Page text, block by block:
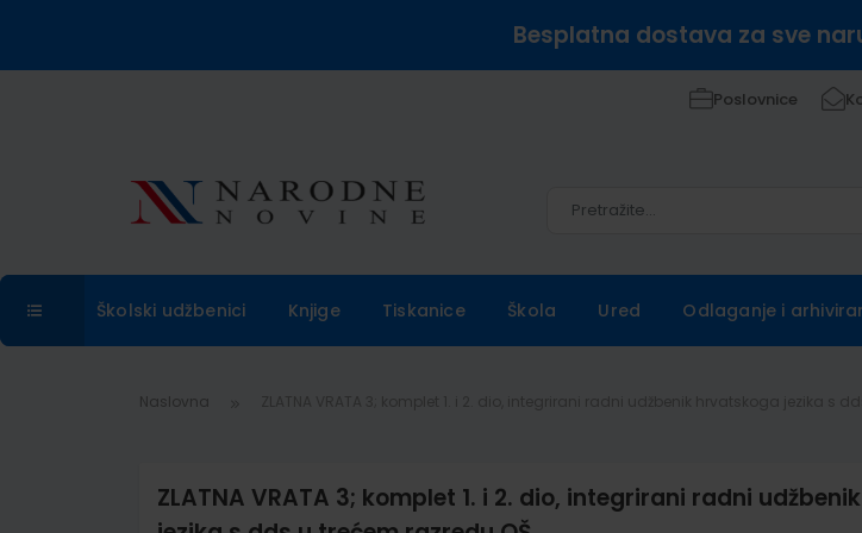
Besplatna dostava za sve
Poslovnice
Školski udžbenici Knjige Tiskanice Škola Ured Odlaganje i
Naslovna
ZLATNA VRATA 3; komplet 1. i 2. dio, integrirani radni